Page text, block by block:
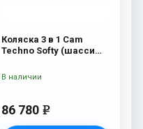
Коляска 3 в 1 Cam
Techno Softy (шасси
86 780 e
В наличии